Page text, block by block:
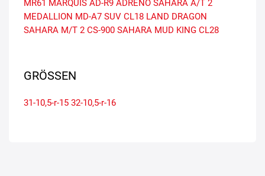
MR61 MARQUIS AD-R9 ADRENO SAHARA A/T 2
MEDALLION MD-A7 SUV CL18 LAND DRAGON
SAHARA M/T 2 CS-900 SAHARA MUD KING CL28
GRÖSSEN
31-10,5-r-15 32-10,5-r-16